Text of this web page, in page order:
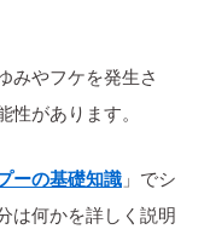
みやフケを発生さ
があります。
ーの基礎知識 」でシ
は何かを詳しく説明